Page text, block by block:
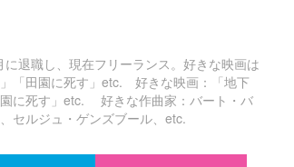
退職し、現在フリーランス。好きな映画は
「田園に死す」etc. 好きな映画：「地下
に死す」etc. 好きな作曲家：バート・バ
セルジュ・ゲンズブール、etc.